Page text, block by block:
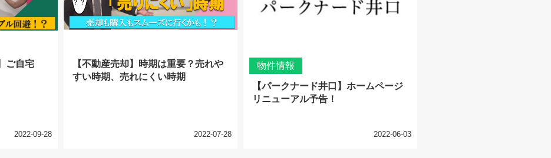
ご自宅
2022-09-28
【不動産売却】時期は重要？売れや
すい時期、売れにくい時期
2022-07-28
物件情報
【パークナード井口】ホームページ
リニューアル予告！
2022-06-03